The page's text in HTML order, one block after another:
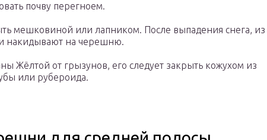
почву перегноем.
мешковиной или лапником. После выпадения снега, из
накидывают на черешню.
Жёлтой от грызунов, его следует закрыть кожухом из
или рубероида.